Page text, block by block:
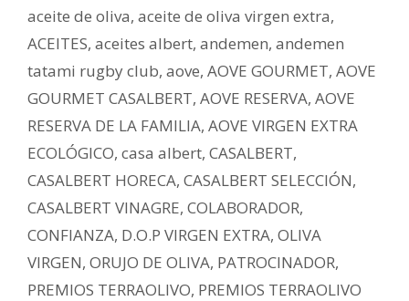
aceite de oliva, aceite de oliva virgen extra,
ACEITES, aceites albert, andemen, andemen
tatami rugby club, aove, AOVE GOURMET, AOVE
GOURMET CASALBERT, AOVE RESERVA, AOVE
RESERVA DE LA FAMILIA, AOVE VIRGEN EXTRA
ECOLÓGICO, casa albert, CASALBERT,
CASALBERT HORECA, CASALBERT SELECCIÓN,
CASALBERT VINAGRE, COLABORADOR,
CONFIANZA, D.O.P VIRGEN EXTRA, OLIVA
VIRGEN, ORUJO DE OLIVA, PATROCINADOR,
PREMIOS TERRAOLIVO, PREMIOS TERRAOLIVO